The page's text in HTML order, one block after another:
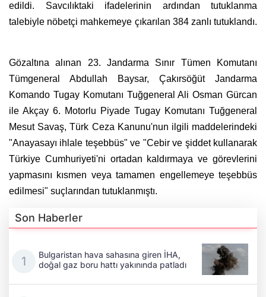
edildi. Savcılıktaki ifadelerinin ardından tutuklanma
talebiyle nöbetçi mahkemeye çıkarılan 384 zanlı tutuklandı.
Gözaltına alınan 23. Jandarma Sınır Tümen Komutanı
Tümgeneral Abdullah Baysar, Çakırsöğüt Jandarma
Komando Tugay Komutanı Tuğgeneral Ali Osman Gürcan
ile Akçay 6. Motorlu Piyade Tugay Komutanı Tuğgeneral
Mesut Savaş, Türk Ceza Kanunu'nun ilgili maddelerindeki
"Anayasayı ihlale teşebbüs" ve "Cebir ve şiddet kullanarak
Türkiye Cumhuriyeti'ni ortadan kaldırmaya ve görevlerini
yapmasını kısmen veya tamamen engellemeye teşebbüs
edilmesi" suçlarından tutuklanmıştı.
Son Haberler
Bulgaristan hava sahasına giren İHA,
doğal gaz boru hattı yakınında patladı